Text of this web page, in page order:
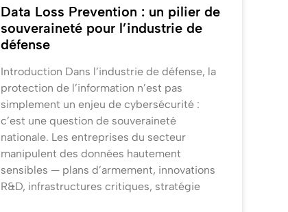
Data Loss Prevention : un pilier de
souveraineté pour l’industrie de
défense
Introduction Dans l’industrie de défense, la
protection de l’information n’est pas
simplement un enjeu de cybersécurité :
c’est une question de souveraineté
nationale. Les entreprises du secteur
manipulent des données hautement
sensibles — plans d’armement, innovations
R&D, infrastructures critiques, stratégie